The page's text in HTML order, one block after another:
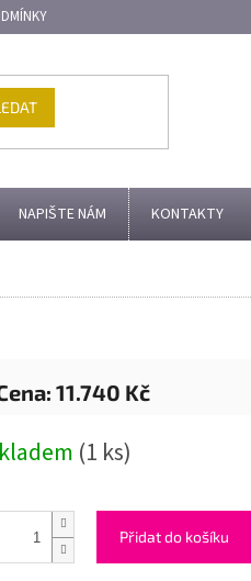
NAPIŠTE NÁM KONTAKTY
11.740 Kč
(1 ks)
Přidat do košíku